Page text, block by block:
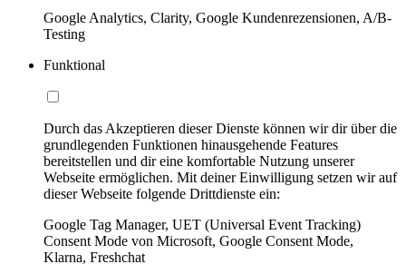
Google Analytics, Clarity, Google Kundenrezensionen, A/B-
Testing
Funktional
Durch das Akzeptieren dieser Dienste können wir dir über die
grundlegenden Funktionen hinausgehende Features
bereitstellen und dir eine komfortable Nutzung unserer
Webseite ermöglichen. Mit deiner Einwilligung setzen wir auf
dieser Webseite folgende Drittdienste ein:
Google Tag Manager, UET (Universal Event Tracking)
Consent Mode von Microsoft, Google Consent Mode,
Klarna, Freshchat